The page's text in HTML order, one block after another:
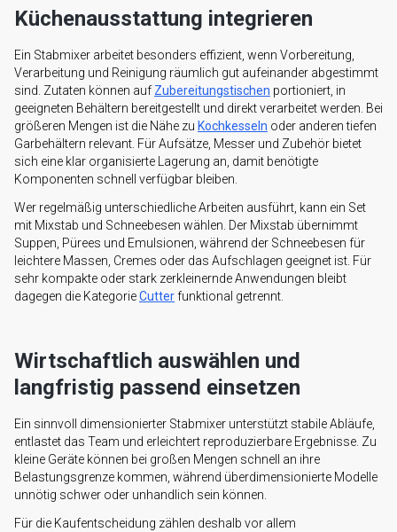
Küchenausstattung integrieren
Ein Stabmixer arbeitet besonders effizient, wenn Vorbereitung,
Verarbeitung und Reinigung räumlich gut aufeinander abgestimmt
sind. Zutaten können auf Zubereitungstischen portioniert, in
geeigneten Behältern bereitgestellt und direkt verarbeitet werden. Bei
größeren Mengen ist die Nähe zu Kochkesseln oder anderen tiefen
Garbehältern relevant. Für Aufsätze, Messer und Zubehör bietet
sich eine klar organisierte Lagerung an, damit benötigte
Komponenten schnell verfügbar bleiben.
Wer regelmäßig unterschiedliche Arbeiten ausführt, kann ein Set
mit Mixstab und Schneebesen wählen. Der Mixstab übernimmt
Suppen, Pürees und Emulsionen, während der Schneebesen für
leichtere Massen, Cremes oder das Aufschlagen geeignet ist. Für
sehr kompakte oder stark zerkleinernde Anwendungen bleibt
dagegen die KategorieCutterfunktional getrennt.
Wirtschaftlich auswählen und
langfristig passend einsetzen
Ein sinnvoll dimensionierter Stabmixer unterstützt stabile Abläufe,
entlastet das Team und erleichtert reproduzierbare Ergebnisse. Zu
kleine Geräte können bei großen Mengen schnell an ihre
Belastungsgrenze kommen, während überdimensionierte Modelle
unnötig schwer oder unhandlich sein können.
Für die Kaufentscheidung zählen deshalb vor allem